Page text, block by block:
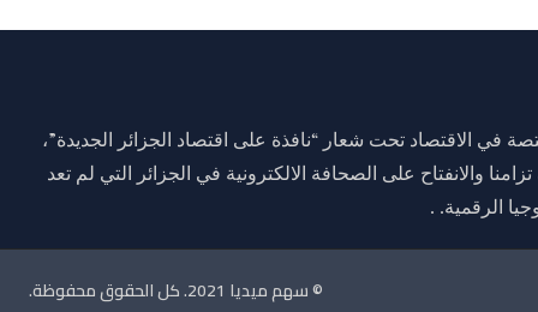
في الاقتصاد تحت شعار “نافذة على اقتصاد الجزائر الجديدة”،
01 جانفي 2021 وذلك تزامنا والانفتاح على الصحافة الالكترونية في الجزائر التي لم تعد
الرقمية. .
© سهم ميديا 2021. كل الحقوق محفوظة.